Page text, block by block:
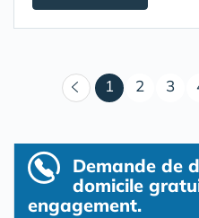
1 (courant)
2 3
Demande de
domicile
engagement.